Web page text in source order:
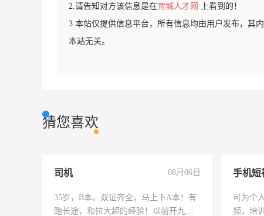
2.请告知对方该信息是在宜城人才网
上看到的！
3.本站仅提供信息平台，所有信息均由用户发布，其
本站无关。
猜您喜欢
司机 08月06日
35岁，B本。双证齐全，马上下A本！有
跑长途，和拉大超的经验！以前开九米
可为个
频，培